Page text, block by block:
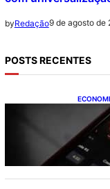
byRedação9 de agosto de
POSTS RECENTES